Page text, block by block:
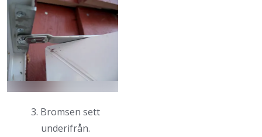
3. Bromsen sett
underifrån.